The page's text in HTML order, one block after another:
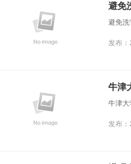
避免
避免洗
发布
牛津
牛津
发布